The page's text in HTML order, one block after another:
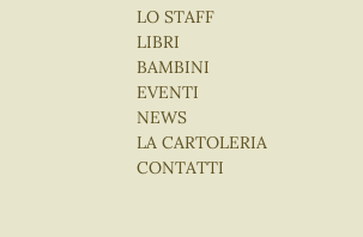
LO STAFF
LIBRI
BAMBINI
EVENTI
NEWS
LA CARTOLERIA
CONTATTI